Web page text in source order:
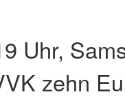
Uhr,
zehn